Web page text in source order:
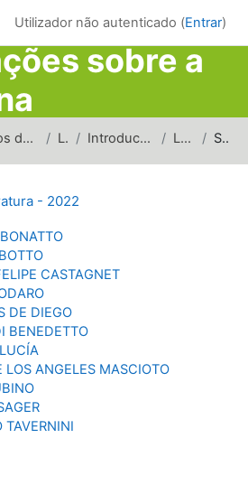
Utilizador não autenticado (Entrar)
sobre a
Cursos de carreras de grado Letras Introducción a la Literatura L_IL_2022 Sumário
- 2022
CASTAGNET
DE DIEGO
BENEDETTO
LOS ANGELES MASCIOTO
TAVERNINI